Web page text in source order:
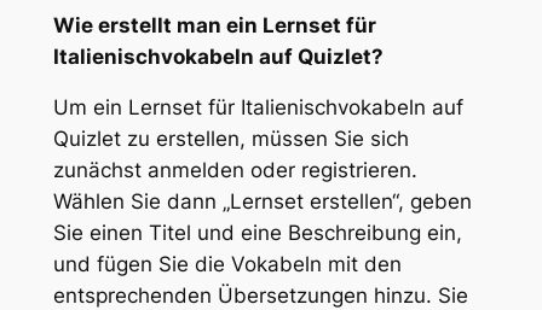
Wie erstellt man ein Lernset für
Italienischvokabeln auf Quizlet?
Um ein Lernset für Italienischvokabeln auf
Quizlet zu erstellen, müssen Sie sich
zunächst anmelden oder registrieren.
Wählen Sie dann „Lernset erstellen“, geben
Sie einen Titel und eine Beschreibung ein,
und fügen Sie die Vokabeln mit den
entsprechenden Übersetzungen hinzu. Sie